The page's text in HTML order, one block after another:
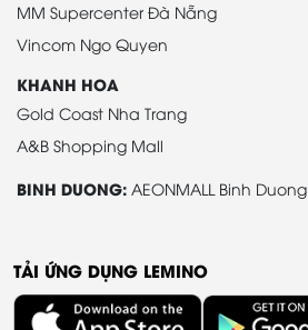
MM Supercenter Đà Nẵng
Vincom Ngo Quyen
KHANH HOA
Gold Coast Nha Trang
A&B Shopping Mall
BINH DUONG: AEONMALL Binh Duong
TẢI ỨNG DỤNG LEMINO